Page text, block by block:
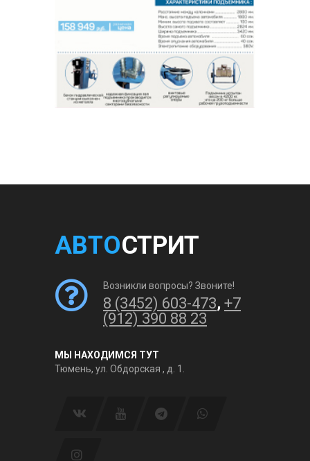
АВТОСТРИТ
Возникли вопросы? Звоните!
8 (3452) 603-473, +7
(912) 390 88 23
МЫ НАХОДИМСЯ ТУТ
Тюмень, ул. Обдорская , д. 1.